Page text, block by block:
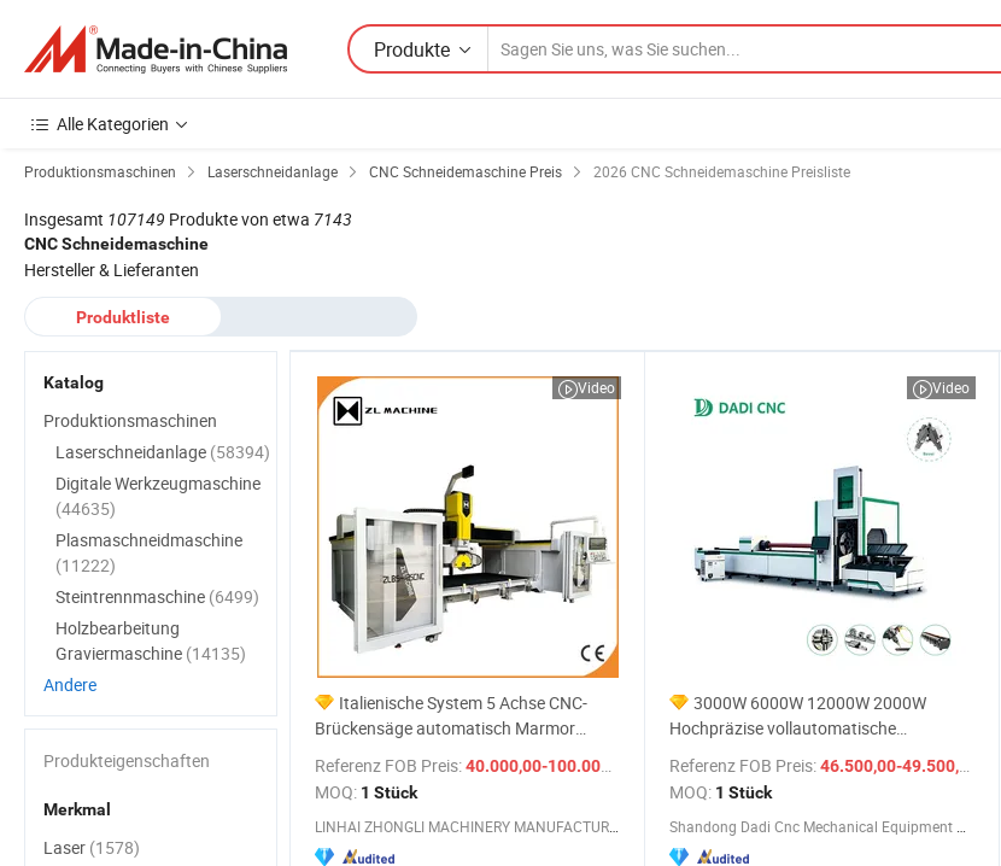
Produkte
Alle Kategorien
Produktionsmaschinen Laserschneidanlage CNC Schneidemaschine Preis 2026 CNC Schneidemaschine Preisliste
Insgesamt 107149 Produkte von etwa 7143
CNC Schneidemaschine
Hersteller & Lieferanten
Produktliste
Video
Italienische System 5 Achse CNC-
Brückensäge automatisch Marmor
Granit Quarz Slab Fräsmaschinen
Küchenspüle Arbeitsplatte Herstellung
Stein Schneiden Maschinenfabrikpreis
Referenz FOB Preis:40.000,00-100.000,00 $
/ Stück
MOQ: 1 Stück
Video
3000W 6000W 12000W 2000W
Hochpräzise vollautomatische
Doppelspann CNC dickwandige Struktur
45 Grad 3D Fasenmetallrohr-Faserlaser-
Schneidemaschine Preis
Referenz FOB Preis:46.500,00-49.500,00 $
MOQ: 1 Stück
Katalog
Produktionsmaschinen
Laserschneidanlage (58394)
Digitale Werkzeugmaschine
(44635)
Plasmaschneidmaschine
(11222)
Steintrennmaschine (6499)
Holzbearbeitung
Graviermaschine (14135)
Andere
Produkteigenschaften
Merkmal
Laser (1578)